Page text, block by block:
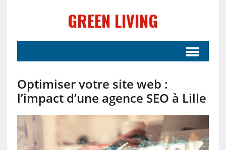
GREEN LIVING
Optimiser votre site web :
l’impact d’une agence SEO à Lille